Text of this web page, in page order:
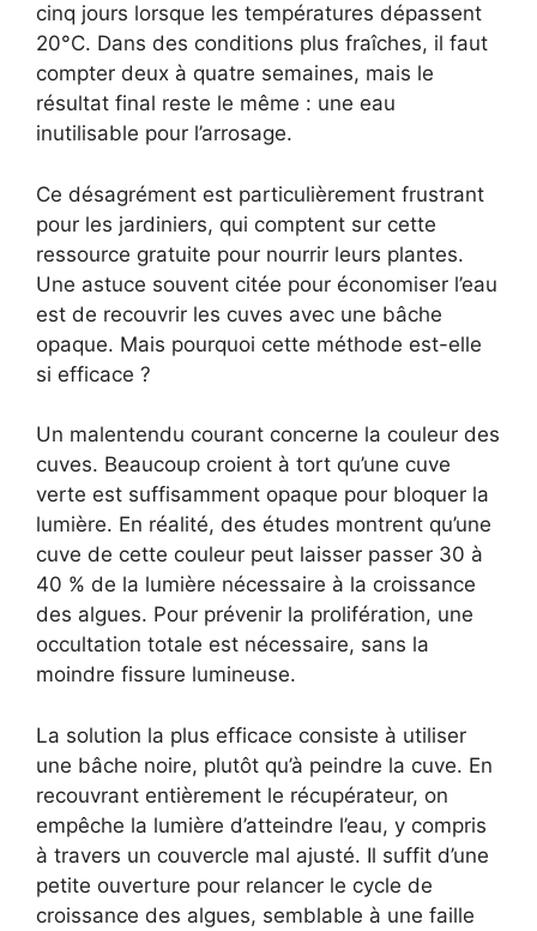
cinq jours lorsque les températures dépassent
20°C. Dans des conditions plus fraîches, il faut
compter deux à quatre semaines, mais le
résultat final reste le même : une eau
inutilisable pour l’arrosage.
Ce désagrément est particulièrement frustrant
pour les jardiniers, qui comptent sur cette
ressource gratuite pour nourrir leurs plantes.
Une astuce souvent citée pour économiser l’eau
est de recouvrir les cuves avec une bâche
opaque. Mais pourquoi cette méthode est-elle
si efficace ?
Un malentendu courant concerne la couleur des
cuves. Beaucoup croient à tort qu’une cuve
verte est suffisamment opaque pour bloquer la
lumière. En réalité, des études montrent qu’une
cuve de cette couleur peut laisser passer 30 à
40 % de la lumière nécessaire à la croissance
des algues. Pour prévenir la prolifération, une
occultation totale est nécessaire, sans la
moindre fissure lumineuse.
La solution la plus efficace consiste à utiliser
une bâche noire, plutôt qu’à peindre la cuve. En
recouvrant entièrement le récupérateur, on
empêche la lumière d’atteindre l’eau, y compris
à travers un couvercle mal ajusté. Il suffit d’une
petite ouverture pour relancer le cycle de
croissance des algues, semblable à une faille